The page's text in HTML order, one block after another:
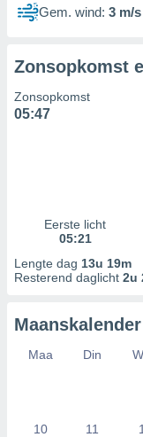
Gem. wind: 3 m/s
Zonsopkomst
Zonsopkomst
05:47
Eerste licht
05:21
Lengte dag 13u 19m
Resterend daglicht 2u
Maanskalender
Maa Din
10 11